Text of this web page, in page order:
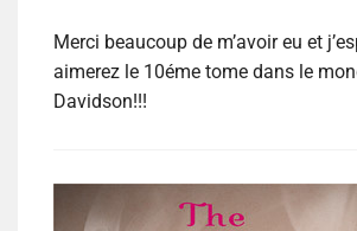
Merci beaucoup de m’avoir eu et
aimerez le 10éme tome dans le
Davidson!!!